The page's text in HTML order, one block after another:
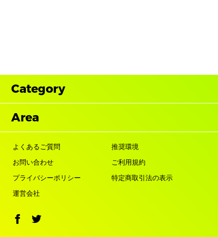
Category
Area
よくあるご質問
推奨環境
お問い合わせ
ご利用規約
プライバシーポリシー
特定商取引法の表示
運営会社